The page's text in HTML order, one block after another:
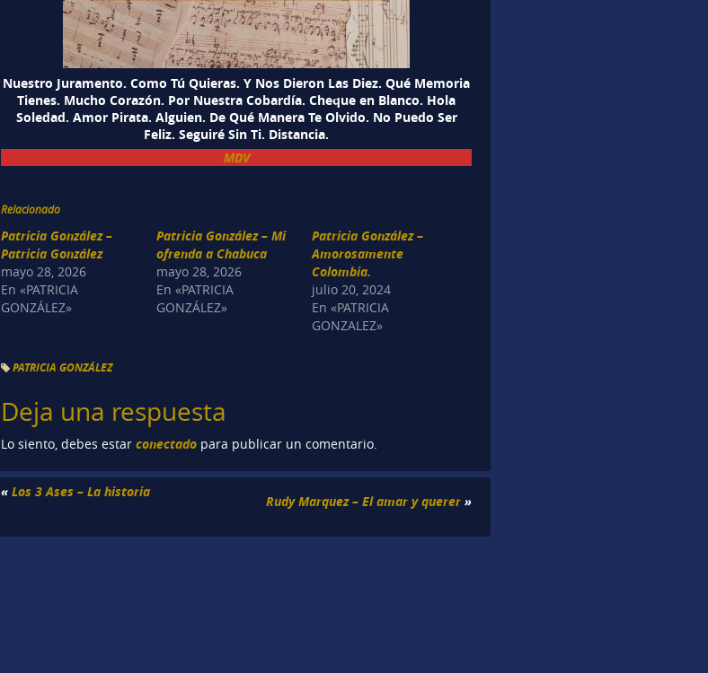
Nuestro Juramento. Como Tú Quieras. Y Nos Dieron Las Diez. Qué Memoria
Tienes. Mucho Corazón. Por Nuestra Cobardía. Cheque en Blanco. Hola
Soledad. Amor Pirata. Alguien. De Qué Manera Te Olvido. No Puedo Ser
Feliz. Seguiré Sin Ti. Distancia.
MDV
Relacionado
Patricia González –
Patricia González
mayo 28, 2026
En «PATRICIA
GONZÁLEZ»
Patricia González – Mi
ofrenda a Chabuca
mayo 28, 2026
En «PATRICIA
GONZÁLEZ»
Patricia González –
Amorosamente
Colombia.
julio 20, 2024
En «PATRICIA
GONZALEZ»
PATRICIA GONZÁLEZ
Deja una respuesta
Lo siento, debes estarconectado para publicar un comentario.
«Los 3 Ases – La historia
Rudy Marquez – El amar y querer»